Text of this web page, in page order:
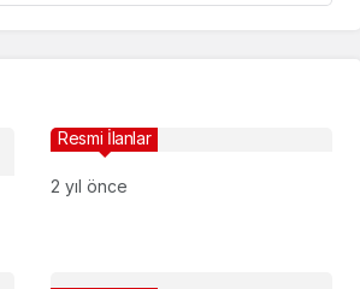
Resmi İlanlar
2 yıl önce